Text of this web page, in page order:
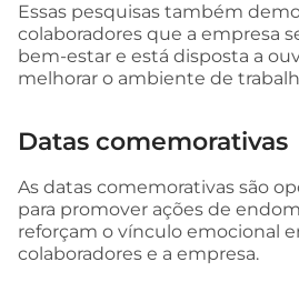
Essas pesquisas também
colaboradores que a empresa
bem-estar e está disposta a
melhorar o ambiente de
Datas comemorativas
As datas comemorativas são
para promover ações de
reforçam o vínculo emocional
colaboradores e a empresa.